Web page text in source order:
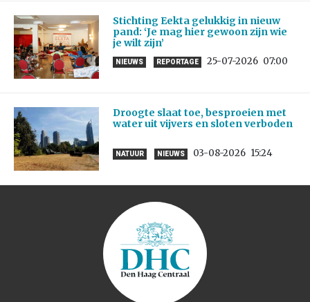
Stichting Eekta gelukkig in nieuw
pand: ‘Je mag hier gewoon zijn wie
je wilt zijn’
NIEUWS REPORTAGE 25-07-2026 07:00
Droogte slaat toe, besproeien met
water uit vijvers en sloten verboden
NATUUR NIEUWS 03-08-2026 15:24